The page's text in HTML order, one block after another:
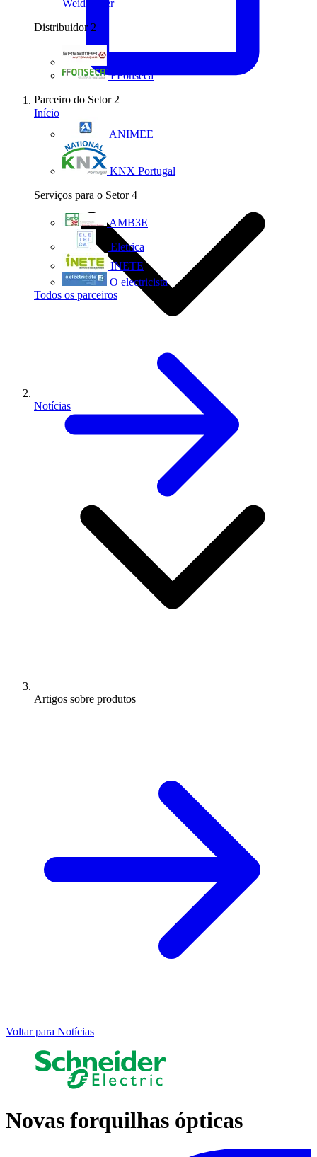
Weidmüller
Distribuidor 2
FFonseca
Parceiro do Setor 2
ANIMEE
KNX Portugal
Serviços para o Setor 4
AMB3E
Eletrica
INETE
O electricista
Todos os parceiros
Início
Notícias
Artigos sobre produtos
Voltar para Notícias
Novas forquilhas ópticas